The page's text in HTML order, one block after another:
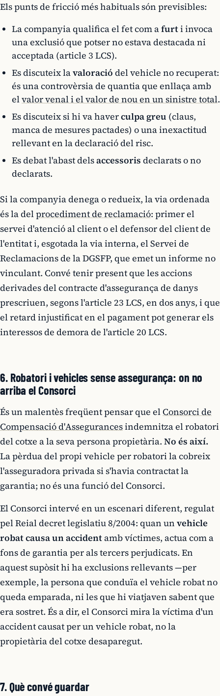
Els punts de fricció més habituals són previsibles:
La companyia qualifica el fet com afurti invoca
una exclusió que potser no estava destacada ni
acceptada (article 3 LCS).
Es discuteix lavaloració del vehicle no recuperat:
és una controvèrsia de quantia que enllaça amb
elvalor venal i el valor de nou en un sinistre total.
Es discuteix si hi va haverculpa greu (claus,
manca de mesures pactades) o una inexactitud
rellevant en la declaració del risc.
Es debat l'abast delsaccessoris declarats o no
declarats.
Si la companyia denega o redueix, la via ordenada
és la delprocediment de reclamació: primer el
servei d'atenció al client o el defensor del client de
l'entitat i, esgotada la via interna, el Servei de
Reclamacions de la DGSFP, que emet un informe no
vinculant. Convé tenir present que les accions
derivades del contracte d'assegurança de danys
prescriuen, segons l'article 23 LCS, en dos anys, i que
el retard injustificat en el pagament pot generar els
interessos de demora de l'article 20 LCS.
6. Robatori i vehicles sense assegurança: on no
arriba el Consorci
És un malentès freqüent pensar que elConsorci de
Compensació d'Assegurancesindemnitza el robatori
del cotxe a la seva persona propietària. No és així.
La pèrdua del propi vehicle per robatori la cobreix
l'asseguradora privada si s'havia contractat la
garantia; no és una funció del Consorci.
El Consorci intervé en un escenari diferent, regulat
pel Reial decret legislatiu 8/2004: quan un vehicle
robat causa un accidentamb víctimes, actua com a
fons de garantia per als tercers perjudicats. En
aquest supòsit hi ha exclusions rellevants —per
exemple, la persona que conduïa el vehicle robat no
queda emparada, ni les que hi viatjaven sabent que
era sostret. És a dir, el Consorci mira la víctima d'un
accident causat per un vehicle robat, no la
propietària del cotxe desaparegut.
7. Què convé guardar